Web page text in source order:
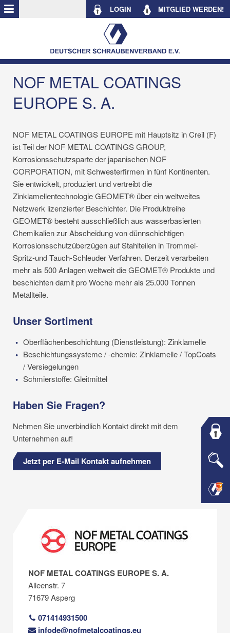
LOGIN MITGLIED WERDEN!
NOF METAL COATINGS
EUROPE S. A.
NOF METAL COATINGS EUROPE mit Hauptsitz in Creil (F)
ist Teil der NOF METAL COATINGS GROUP,
Korrosionsschutzsparte der japanischen NOF
CORPORATION, mit Schwesterfirmen in fünf Kontinenten.
Sie entwickelt, produziert und vertreibt die
Zinklamellentechnologie GEOMET® über ein weltweites
Netzwerk lizenzierter Beschichter. Die Produktreihe
GEOMET® besteht ausschließlich aus wasserbasierten
Chemikalien zur Abscheidung von dünnschichtigen
Korrosionsschutzüberzügen auf Stahlteilen in Trommel-
Spritz-und Tauch-Schleuder Verfahren. Derzeit verarbeiten
mehr als 500 Anlagen weltweit die GEOMET® Produkte und
beschichten damit pro Woche mehr als 25.000 Tonnen
Metallteile.
Unser Sortiment
Oberflächenbeschichtung (Dienstleistung): Zinklamelle
Beschichtungssysteme / -chemie: Zinklamelle / TopCoats
/ Versiegelungen
Schmierstoffe: Gleitmittel
Haben Sie Fragen?
Nehmen Sie unverbindlich Kontakt direkt mit dem
Unternehmen auf!
Jetzt per E-Mail Kontakt aufnehmen
NOF METAL COATINGS EUROPE S. A.
Alleenstr. 7
71679 Asperg
071414931500
infode@nofmetalcoatings.eu